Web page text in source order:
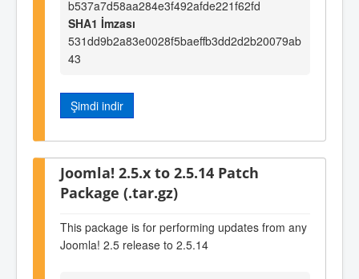
b537a7d58aa284e3f492afde221f62fd
SHA1 İmzası
531dd9b2a83e0028f5baeffb3dd2d2b20079ab
43
Şimdi indir
Joomla! 2.5.x to 2.5.14 Patch
Package (.tar.gz)
This package is for performing updates from any
Joomla! 2.5 release to 2.5.14